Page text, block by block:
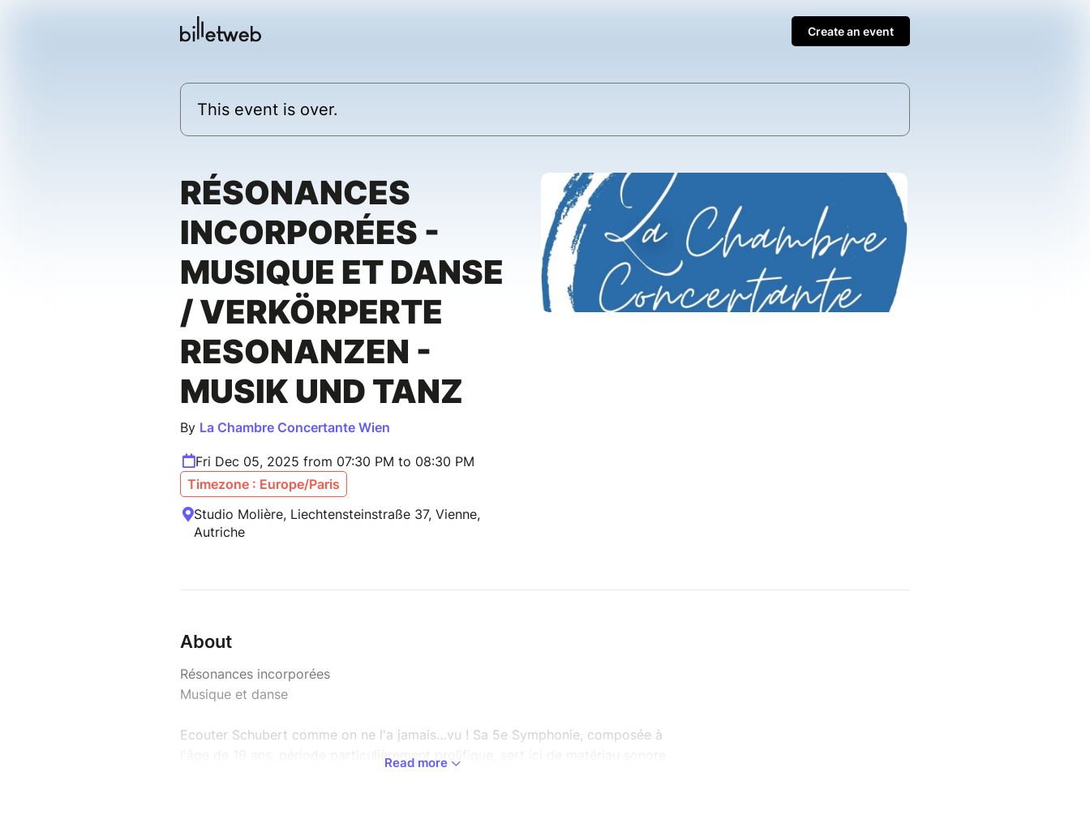
Create an event
This event is over.
RÉSONANCES
INCORPORÉES -
MUSIQUE ET DANSE
/ VERKÖRPERTE
RESONANZEN -
MUSIK UND TANZ
By La Chambre Concertante Wien
Fri Dec 05, 2025 from 07:30 PM to 08:30 PM
Timezone : Europe/Paris
Studio Molière, Liechtensteinstraße 37, Vienne,
Autriche
About
Résonances incorporées
Musique et danse
Ecouter Schubert comme on ne l'a jamais…vu ! Sa 5e Symphonie, composée à
l'âge de 19 ans, période particulièrement prolifique, sert ici de matériau sonore
Read more